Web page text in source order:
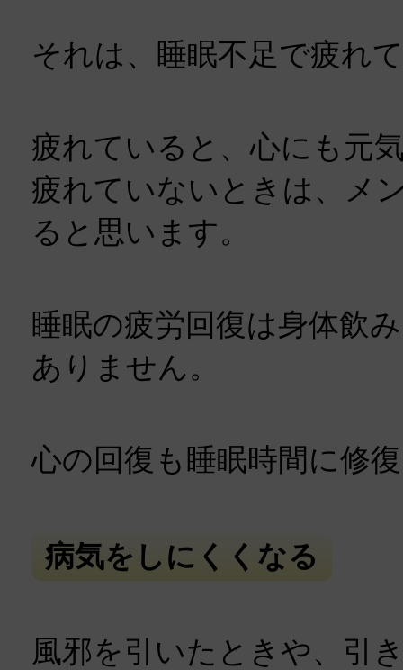
それは、睡眠不足で疲れ
疲れていると、心にも元
疲れていないときは、メ
ると思います。
睡眠の疲労回復は身体飲
ありません。
心の回復も睡眠時間に修
病気をしにくくなる
風邪を引いたときや、引